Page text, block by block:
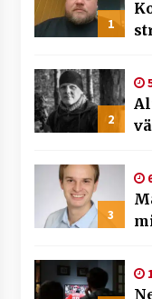
1
2
3